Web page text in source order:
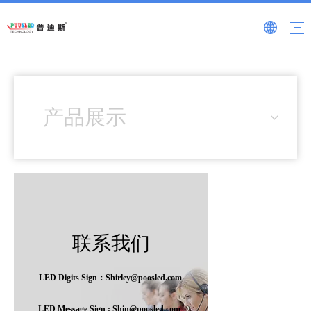
产品展示
联系我们
LED Digits Sign：Shirley@poosled.com
LED Message Sign : Shin@poosled.com